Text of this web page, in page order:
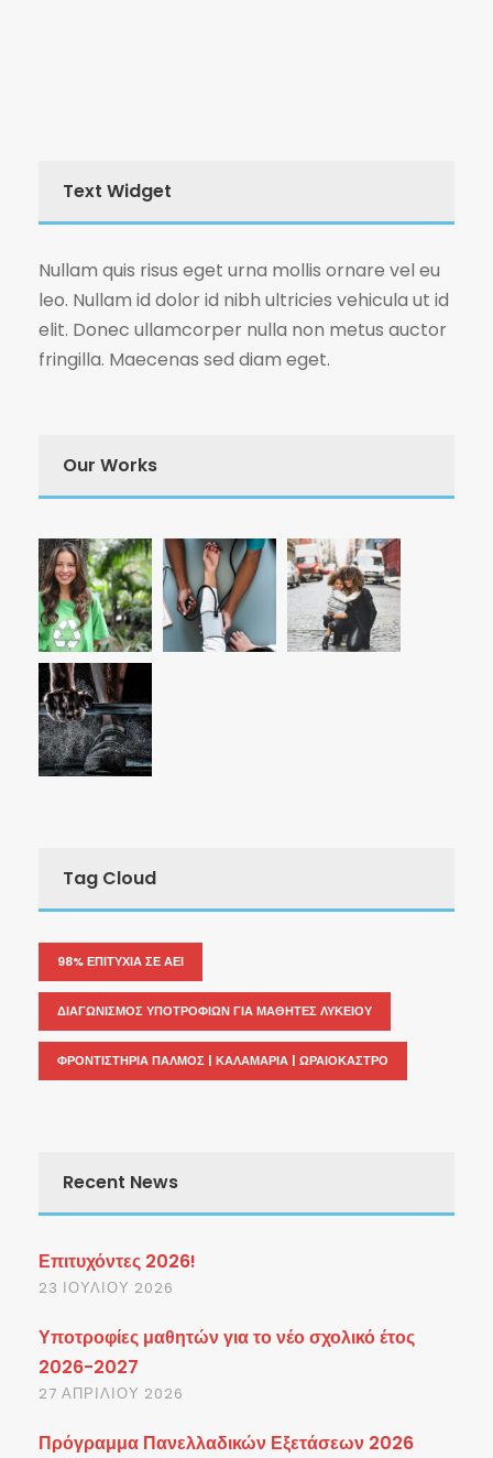
Text Widget
Nullam quis risus eget urna mollis ornare vel eu
leo. Nullam id dolor id nibh ultricies vehicula ut id
elit. Donec ullamcorper nulla non metus auctor
fringilla. Maecenas sed diam eget.
Our Works
Tag Cloud
98% ΕΠΙΤΥΧΙΑ ΣΕ ΑΕΙ
ΔΙΑΓΩΝΙΣΜΟΣ ΥΠΟΤΡΟΦΙΩΝ ΓΙΑ ΜΑΘΗΤΕΣ ΛΥΚΕΙΟΥ
ΦΡΟΝΤΙΣΤΗΡΙΑ ΠΑΛΜΟΣ | ΚΑΛΑΜΑΡΙΑ | ΩΡΑΙΟΚΑΣΤΡΟ
Recent News
Επιτυχόντες 2026!
23 ΙΟΥΛΊΟΥ 2026
Υποτροφίες μαθητών για το νέο σχολικό έτος
2026-2027
27 ΑΠΡΙΛΊΟΥ 2026
Πρόγραμμα Πανελλαδικών Εξετάσεων 2026